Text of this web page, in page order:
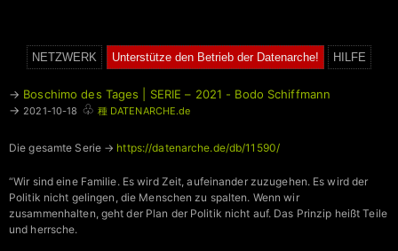
NETZWERK Unterstütze den Betrieb der Datenarche! HILFE
→ Boschimo des Tages | SERIE – 2021 - Bodo Schiffmann
→ 2021-10-18 ♧ 種 DATENARCHE.de
Die gesamte Serie → https://datenarche.de/db/11590/
“Wir sind eine Familie. Es wird Zeit, aufeinander zuzugehen. Es wird der
Politik nicht gelingen, die Menschen zu spalten. Wenn wir
zusammenhalten, geht der Plan der Politik nicht auf. Das Prinzip heißt Teile
und herrsche.